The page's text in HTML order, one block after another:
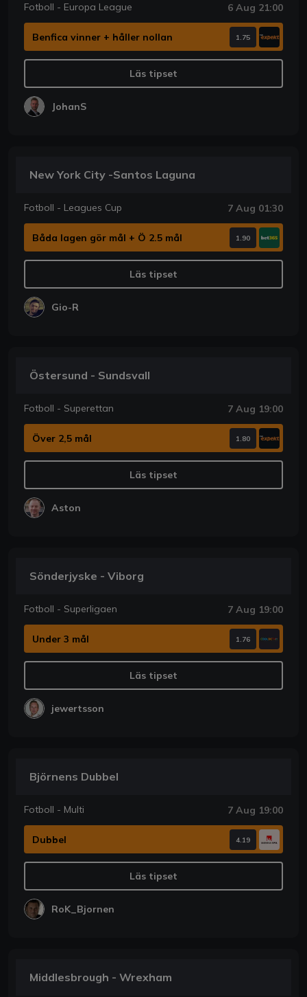
Fotboll - Europa League 6 Aug 21:00
Benfica vinner + håller nollan 1.75
Läs tipset
JohanS
New York City -Santos Laguna
Fotboll - Leagues Cup 7 Aug 01:30
Båda lagen gör mål + Ö 2.5 mål 1.90
Läs tipset
Gio-R
Östersund - Sundsvall
Fotboll - Superettan 7 Aug 19:00
Över 2,5 mål 1.80
Läs tipset
Aston
Sönderjyske - Viborg
Fotboll - Superligaen 7 Aug 19:00
Under 3 mål 1.76
Läs tipset
jewertsson
Björnens Dubbel
Fotboll - Multi 7 Aug 19:00
Dubbel 4.19
Läs tipset
RoK_Bjornen
Middlesbrough - Wrexham